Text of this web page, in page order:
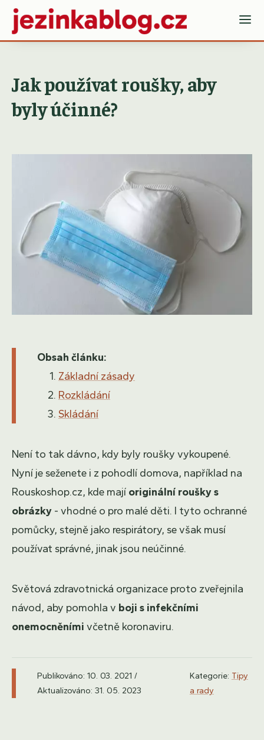
Jak používat roušky, aby
byly účinné?
Obsah článku:
Základní zásady
Rozkládání
Skládání
Není to tak dávno, kdy byly roušky vykoupené.
Nyní je seženete i z pohodlí domova, například na
Rouskoshop.cz, kde mají originální roušky s
obrázky - vhodné o pro malé děti. I tyto ochranné
pomůcky, stejně jako respirátory, se však musí
používat správné, jinak jsou neúčinné.
Světová zdravotnická organizace proto zveřejnila
návod, aby pomohla v boji s infekčními
onemocněními včetně koronaviru.
Publikováno: 10. 03. 2021 /
Aktualizováno: 31. 05. 2023
Kategorie: Tipy
a rady